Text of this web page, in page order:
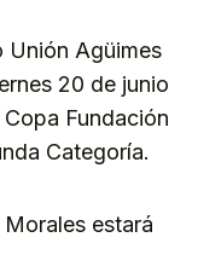
Unión Agüimes
20 de junio
Fundación
Categoría.
estará